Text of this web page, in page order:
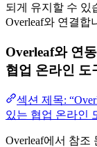
되게 유지할 수 있
Overleaf와 연결합
Overleaf와 연
협업 온라인 도
섹션 제목:
있는 협업 온라인
Overleaf에서 참조